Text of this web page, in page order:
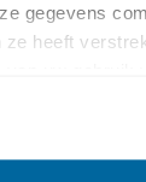
gegevens
ze heeft